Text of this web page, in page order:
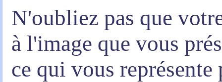
N'oubliez pas que
à l'image que vous
ce qui vous représente